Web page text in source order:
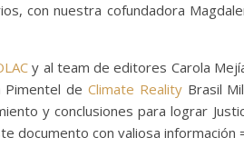
con nuestra cofundadora
y al team de editores Carola
Pimentel de Climate RealityBrasil
y conclusiones para lograr
documento con valiosa información